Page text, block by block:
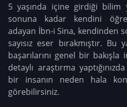
5 yaşında içine girdiği bilim
sonuna kadar kendini
adayan İbn-i Sina, kendinden
sayısız eser bırakmıştır. Bu
başarılarını genel bir
detaylı araştırma
bir insanın neden hala
görebilirsiniz.